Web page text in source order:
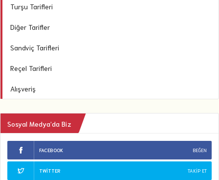
Turşu Tarifleri
Diğer Tarifler
Sandviç Tarifleri
Reçel Tarifleri
Alışveriş
Sosyal Medya’da Biz
FACEBOOK BEĞEN
TWITTER TAKIP ET